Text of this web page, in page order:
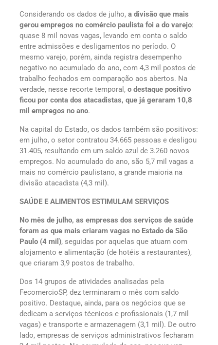
Considerando os dados de julho, a divisão que mais
gerou empregos no comércio paulista foi a do varejo:
quase 8 mil novas vagas, levando em conta o saldo
entre admissões e desligamentos no período. O
mesmo varejo, porém, ainda registra desempenho
negativo no acumulado do ano, com 4,3 mil postos de
trabalho fechados em comparação aos abertos. Na
verdade, nesse recorte temporal, o destaque positivo
ficou por conta dos atacadistas, que já geraram 10,8
mil empregos no ano.
Na capital do Estado, os dados também são positivos:
em julho, o setor contratou 34.665 pessoas e desligou
31.405, resultando em um saldo azul de 3.260 novos
empregos. No acumulado do ano, são 5,7 mil vagas a
mais no comércio paulistano, a grande maioria na
divisão atacadista (4,3 mil).
SAÚDE E ALIMENTOS ESTIMULAM SERVIÇOS
No mês de julho, as empresas dos serviços de saúde
foram as que mais criaram vagas no Estado de São
Paulo (4 mil), seguidas por aquelas que atuam com
alojamento e alimentação (de hotéis a restaurantes),
que criaram 3,9 postos de trabalho.
Dos 14 grupos de atividades analisadas pela
FecomercioSP, dez terminaram o mês com saldo
positivo. Destaque, ainda, para os negócios que se
dedicam a serviços técnicos e profissionais (1,7 mil
vagas) e transporte e armazenagem (3,1 mil). De outro
lado, empresas de serviços administrativos fecharam